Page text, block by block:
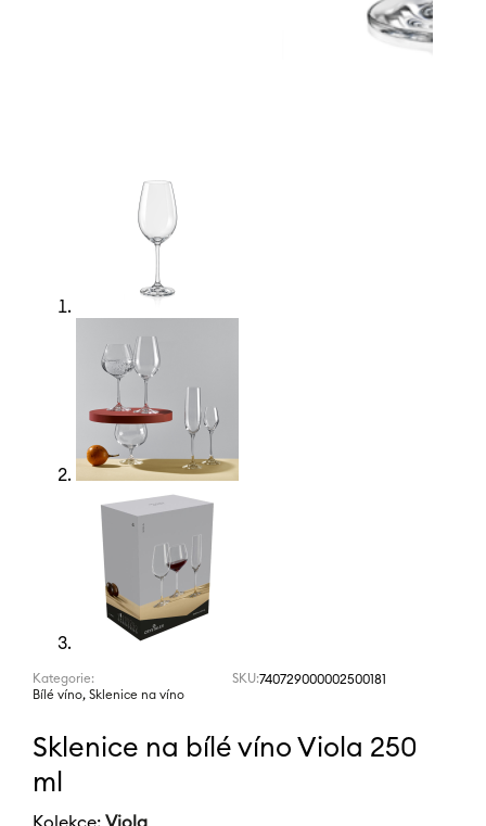
Kategorie:
Bílé víno, Sklenice na víno
SKU:740729000002500181
Sklenice na bílé víno Viola 250
ml
Kolekce: Viola